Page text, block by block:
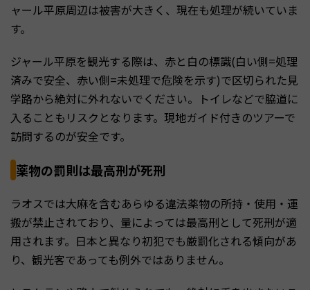
ャール平原周辺は被害が大きく、現在も処理が続いていま
す。
ジャール平原を観光する際は、赤と白の標識(白い側=処理
済みで安全、赤い側=未処理で危険を示す)で区切られた見
学路から絶対に外れないでください。トイレなどで脇道に
入ることもリスクとなります。現地ガイド付きのツアーで
訪問するのが安全です。
薬物の罰則は最高刑が死刑
ラオスでは大麻を含むあらゆる違法薬物の所持・使用・運
搬が禁止されており、量によっては最高刑として死刑が適
用されます。日本と異なり初犯でも厳罰化される傾向があ
り、観光客であっても例外ではありません。